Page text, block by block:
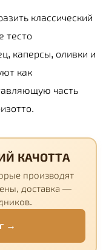
классический
тесто
каперсы, оливки и
как
часть
КАЧОТТА
производят
доставка —
→